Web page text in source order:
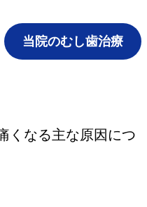
当院のむし歯治療
くなる主な原因につ